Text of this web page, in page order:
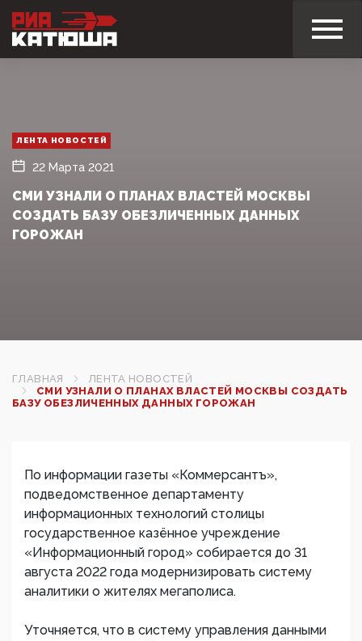
ЛЕНТА НОВОСТЕЙ
22 Марта 2021
СМИ УЗНАЛИ О ПЛАНАХ ВЛАСТЕЙ МОСКВЫ
СОЗДАТЬ БАЗУ ОБЕЗЛИЧЕННЫХ ДАННЫХ
ГОРОЖАН
ГЛАВНАЯ
ЛЕНТА НОВОСТЕЙ
СМИ УЗНАЛИ О ПЛАНАХ ВЛАСТЕЙ МОСКВЫ СОЗДАТЬ
БАЗУ ОБЕЗЛИЧЕННЫХ ДАННЫХ ГОРОЖАН
По информации газеты «Коммерсантъ»,
подведомственное департаменту
информационных технологий столицы
государственное казённое учреждение
«Информационный город» собирается до 31
августа 2022 года модернизировать систему
аналитики о жителях мегаполиса.
Уточняется, что в систему управления данными